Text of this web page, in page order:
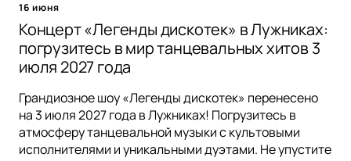
16 июня
Концерт «Легенды дискотек» в Лужниках:
погрузитесь в мир танцевальных хитов 3
июля 2027 года
Грандиозное шоу «Легенды дискотек» перенесено
на 3 июля 2027 года в Лужниках! Погрузитесь в
атмосферу танцевальной музыки с культовыми
исполнителями и уникальными дуэтами. Не упустите